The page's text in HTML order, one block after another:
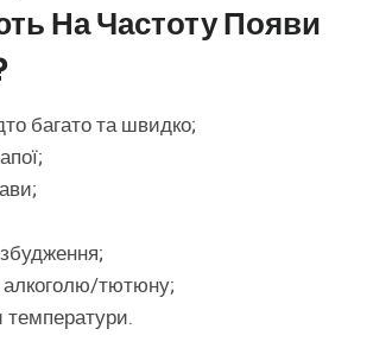
На Частоту Появи
багато та швидко;
тютюну;
температури.